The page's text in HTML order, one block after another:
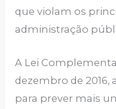
que violam os
administração
A Lei
dezembro de 2016,
para prever mais